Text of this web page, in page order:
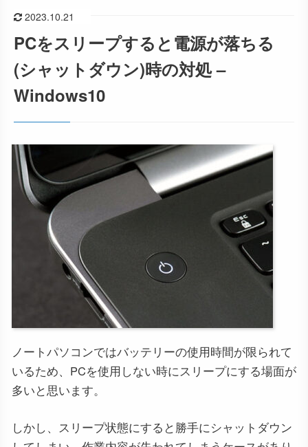
2023.10.21
PCをスリープすると電源が落ちる
(シャットダウン)時の対処 –
Windows10
ノートパソコンではバッテリーの使用時間が限られて
いるため、PCを使用しない時にスリープにする場面が
多いと思います。
しかし、スリープ状態にすると勝手にシャットダウン